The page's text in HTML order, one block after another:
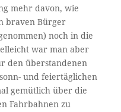
mehr davon, wie
braven Bürger
noch in die
war man aber
den überstandenen
und feiertäglichen
gemütlich über die
Fahrbahnen zu